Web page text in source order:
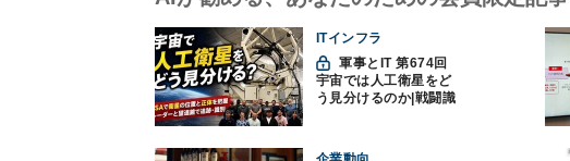
ITインフラ
軍事とIT 第674回
宇宙では人工衛星をど
う見分けるのか|戦闘識